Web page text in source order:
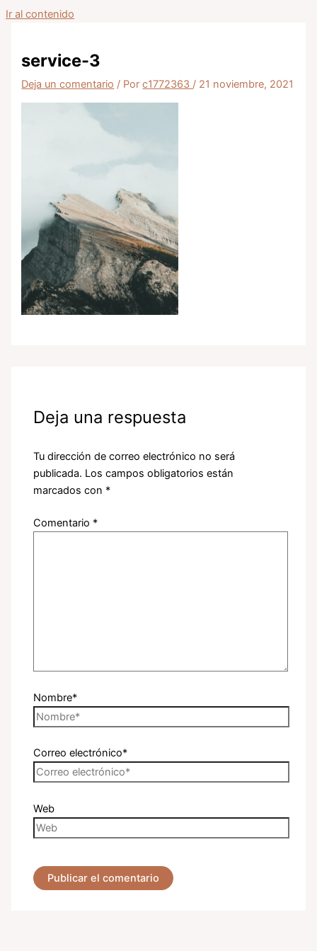
Ir al contenido
service-3
Deja un comentario / Porc1772363 / 21 noviembre, 2021
Deja una respuesta
Tu dirección de correo electrónico no será
publicada. Los campos obligatorios están
marcados con *
Comentario *
Nombre*
Correo electrónico*
Web